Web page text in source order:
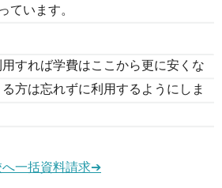
ています。
すれば学費はここから更に安くな
方は忘れずに利用するようにしま
一括資料請求➔